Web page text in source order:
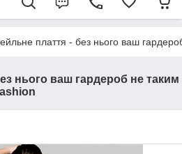
плаття - без нього ваш
нього ваш гардероб не таким